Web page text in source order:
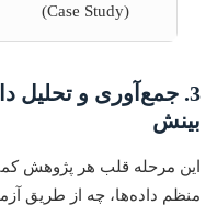
(Case Study)
3. جمع‌آوری و تحلیل
بینش
این مرحله قلب هر پژوهش
منظم داده‌ها، چه از طریق